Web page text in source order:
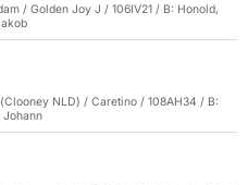
/ Golden Joy J / 106IV21 / B: Honold,
NLD) / Caretino / 108AH34 / B:
Johann